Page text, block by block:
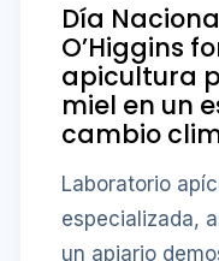
Día
O’Higgins
apicultura
miel en un
cambio
Laboratorio
especializada,
un apiario